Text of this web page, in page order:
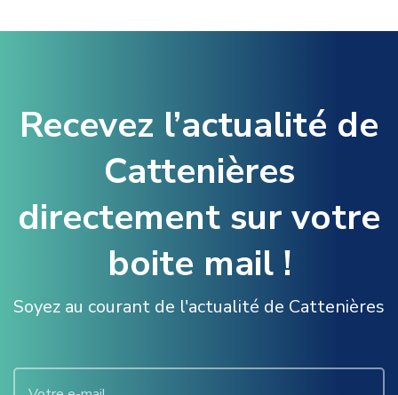
Recevez l’actualité de
Cattenières
directement sur votre
boite mail !
Soyez au courant de l'actualité de Cattenières